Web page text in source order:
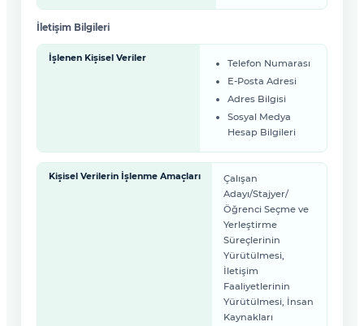
İletişim Bilgileri
İşlenen Kişisel Veriler
Telefon Numarası
E-Posta Adresi
Adres Bilgisi
Sosyal Medya
Hesap Bilgileri
Kişisel Verilerin İşlenme Amaçları
Çalışan
Adayı/Stajyer/
Öğrenci Seçme ve
Yerleştirme
Süreçlerinin
Yürütülmesi,
İletişim
Faaliyetlerinin
Yürütülmesi, İnsan
Kaynakları